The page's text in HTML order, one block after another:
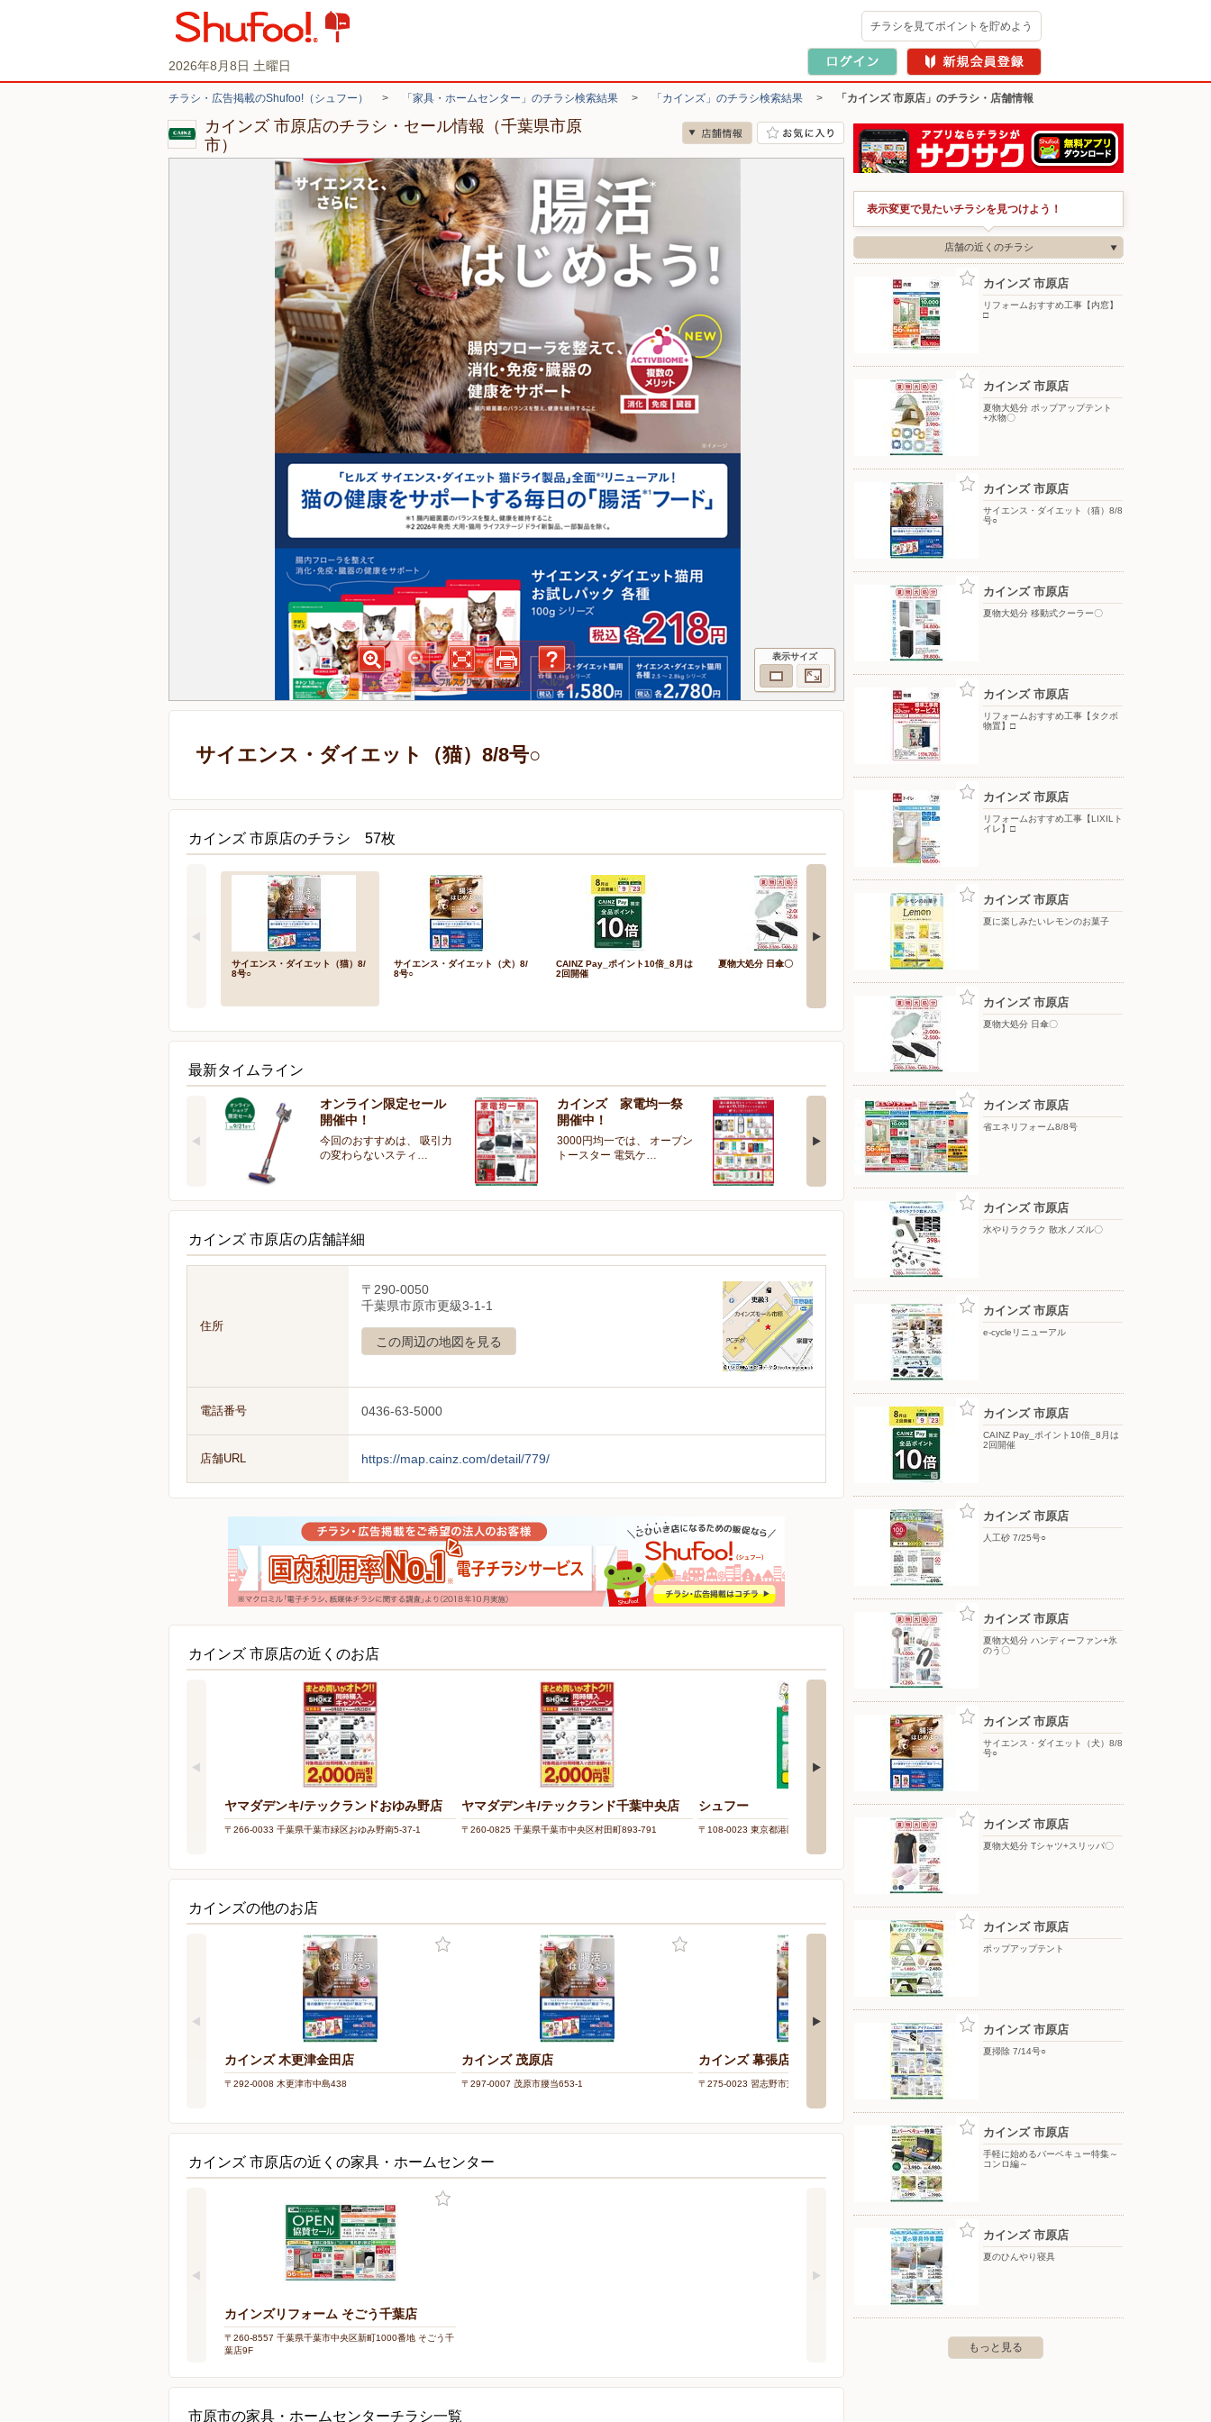
2026年8月8日 土曜日
チラシを見てポイントを貯めよう
チラシ・広告掲載のShufoo!（シュフー） > 「家具・ホームセンター」のチラシ検索結果 > 「カインズ」のチラシ検索結果 > 「カインズ 市原店」のチラシ・店舗情報
カインズ 市原店のチラシ・セール情報（千葉県市原
市）
表示サイズ
サイエンス・ダイエット（猫）8/8号○
カインズ 市原店のチラシ 57枚
サイエンス・ダイエット（猫）8/
8号○
サイエンス・ダイエット（犬）8/
8号○
CAINZ Pay_ポイント10倍_8月は
2回開催
夏物大処分 日傘〇
夏物大処分 ポップアップテント
最新タイムライン
オンライン限定セール
開催中！
今回のおすすめは、 吸引力
の変わらないスティ…
カインズ 家電均一祭
開催中！
3000円均一では、 オーブン
トースター 電気ケ…
夏の酒類合同キャンペ
夏の酒類合同キャンペーン
開催中！ 抽選で最大…
カインズ 市原店の店舗詳細
住所
〒290-0050
千葉県市原市更級3-1-1
この周辺の地図を見る
電話番号 0436-63-5000
店舗URL https://map.cainz.com/detail/779/
カインズ 市原店の近くのお店
ヤマダデンキ/テックランドおゆみ野店
〒266-0033 千葉県千葉市緑区おゆみ野南5-37-1
ヤマダデンキ/テックランド千葉中央店
〒260-0825 千葉県千葉市中央区村田町893-791
シュフー
〒108-0023 東京都港区芝浦3-19-26 TOPPAN芝浦ビル
バースデイ/東金店
〒283-0001 千葉県東金市家之子455-1
カインズの他のお店
カインズ 木更津金田店
〒292-0008 木更津市中島438
カインズ 茂原店
〒297-0007 茂原市腰当653-1
カインズ 幕張店
〒275-0023 習志野市芝園1-2-1
カインズ 船橋習志野店
〒274-0071 船橋市習志野4-12-40
カインズ 市原店の近くの家具・ホームセンター
カインズリフォーム そごう千葉店
〒260-8557 千葉県千葉市中央区新町1000番地 そごう千
葉店9F
市原市の家具・ホームセンターチラシ一覧
表示変更で見たいチラシを見つけよう！
店舗の近くのチラシ
カインズ 市原店
リフォームおすすめ工事【内窓】
□
カインズ 市原店
夏物大処分 ポップアップテント
+水物〇
カインズ 市原店
サイエンス・ダイエット（猫）8/8
号○
カインズ 市原店
夏物大処分 移動式クーラー〇
カインズ 市原店
リフォームおすすめ工事【タクボ
物置】□
カインズ 市原店
リフォームおすすめ工事【LIXILト
イレ】□
カインズ 市原店
夏に楽しみたいレモンのお菓子
カインズ 市原店
夏物大処分 日傘〇
カインズ 市原店
省エネリフォーム8/8号
カインズ 市原店
水やりラクラク 散水ノズル〇
カインズ 市原店
e-cycleリニューアル
カインズ 市原店
CAINZ Pay_ポイント10倍_8月は
2回開催
カインズ 市原店
人工砂 7/25号○
カインズ 市原店
夏物大処分 ハンディーファン+氷
のう〇
カインズ 市原店
サイエンス・ダイエット（犬）8/8
号○
カインズ 市原店
夏物大処分 Tシャツ+スリッパ〇
カインズ 市原店
ポップアップテント
カインズ 市原店
夏掃除 7/14号○
カインズ 市原店
手軽に始めるバーベキュー特集～
コンロ編～
カインズ 市原店
夏のひんやり寝具
もっと見る